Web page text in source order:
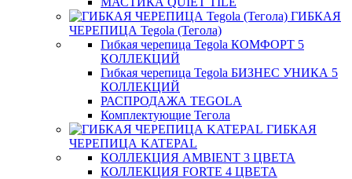
ГИБКАЯ
ЧЕРЕПИЦА Tegola (Тегола)
Гибкая черепица Tegola КОМФОРТ 5
КОЛЛЕКЦИЙ
Гибкая черепица Tegola БИЗНЕС УНИКА 5
КОЛЛЕКЦИЙ
РАСПРОДАЖА TEGOLA
Комплектующие Тегола
ГИБКАЯ
ЧЕРЕПИЦА KATEPAL
КОЛЛЕКЦИЯ AMBIENT 3 ЦВЕТА
КОЛЛЕКЦИЯ FORTE 4 ЦВЕТА